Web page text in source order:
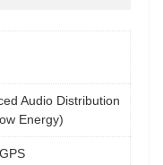
Audio Distribution
Energy)